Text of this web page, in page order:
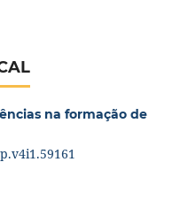
na formação de